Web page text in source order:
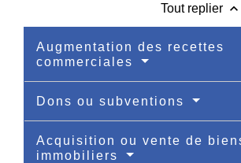
Tout replier keyboard_arrow_up
Augmentation des recettes
commerciales
Dons ou subventions
Acquisition ou vente de
immobiliers